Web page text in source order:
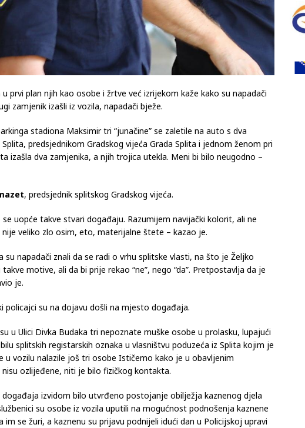
prvi plan njih kao osobe i žrtve već izrijekom kaže kako su napadači
zamjenik izašli iz vozila, napadači bježe.
stadiona Maksimir tri “junačine” se zaletile na auto s dva
predsjednikom Gradskog vijeća Grada Splita i jednom ženom pri
izašla dva zamjenika, a njih trojica utekla. Meni bi bilo neugodno –
, predsjednik splitskog Gradskog vijeća.
uopće takve stvari događaju. Razumijem navijački kolorit, ali ne
veliko zlo osim, eto, materijalne štete – kazao je.
su napadači znali da se radi o vrhu splitske vlasti, na što je Željko
motive, ali da bi prije rekao “ne”, nego “da”. Pretpostavlja da je
je.
policajci su na dojavu došli na mjesto događaja.
u Ulici Divka Budaka tri nepoznate muške osobe u prolasku, lupajući
splitskih registarskih oznaka u vlasništvu poduzeća iz Splita kojim je
u vozilu nalazile još tri osobe Ističemo kako je u obavljenim
ozlijeđene, niti je bilo fizičkog kontakta.
izvidom bilo utvrđeno postojanje obilježja kaznenog djela
su osobe iz vozila uputili na mogućnost podnošenja kaznene
se žuri, a kaznenu su prijavu podnijeli idući dan u Policijskoj upravi